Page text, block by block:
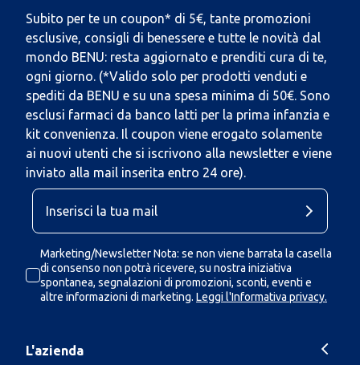
Subito per te un coupon* di 5€, tante promozioni
esclusive, consigli di benessere e tutte le novità dal
mondo BENU: resta aggiornato e prenditi cura di te,
ogni giorno. (*Valido solo per prodotti venduti e
spediti da BENU e su una spesa minima di 50€. Sono
esclusi farmaci da banco latti per la prima infanzia e
kit convenienza. Il coupon viene erogato solamente
ai nuovi utenti che si iscrivono alla newsletter e viene
inviato alla mail inserita entro 24 ore).
Marketing/Newsletter Nota: se non viene barrata la casella
di consenso non potrà ricevere, su nostra iniziativa
spontanea, segnalazioni di promozioni, sconti, eventi e
altre informazioni di marketing. Leggi l'Informativa privacy.
L'azienda